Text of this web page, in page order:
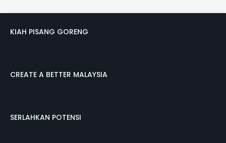
KIAH PISANG GORENG
CREATE A BETTER MALAYSIA
SERLAHKAN POTENSI